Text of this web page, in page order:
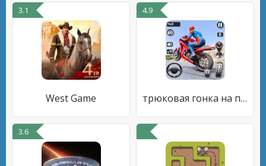
3.1
West Game
4.9
трюковая гонка на пауке 3d
3.6